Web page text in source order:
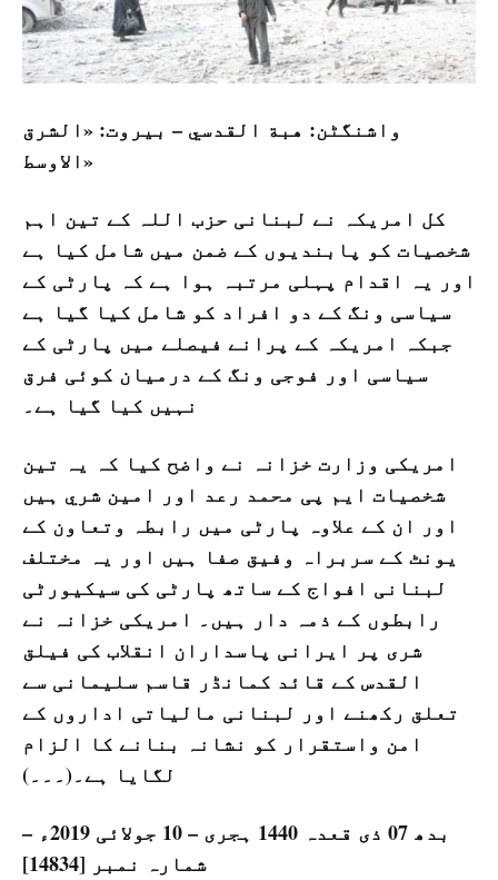
واشنگٹن: هبة القدسي – بيروت: «الشرق
الاوسط»
کل امریکہ نے لبنانی حزب اللہ کے تین اہم
شخصیات کو پابندیوں کے ضمن میں شامل کیا ہے
اور یہ اقدام پہلی مرتبہ ہوا ہے کہ پارٹی کے
سیاسی ونگ کے دو افراد کو شامل کیا گیا ہے
جبکہ امریکہ کے پرانے فیصلے میں پارٹی کے
سیاسی اور فوجی ونگ کے درمیان کوئی فرق
نہیں کیا گیا ہے۔
امریکی وزارت خزانہ نے واضح کیا کہ یہ تین
شخصیات ایم پی محمد رعد اور امین شري ہیں
اور ان کے علاوہ پارٹی میں رابطہ وتعاون کے
یونٹ کے سربراہ وفیق صفا ہیں اور یہ مختلف
لبنانی افواج کے ساتھ پارٹی کی سیکیورٹی
رابطوں کے ذمہ دار ہیں۔ امریکی خزانہ نے
شری پر ایرانی پاسداران انقلاب کی فیلق
القدس کے قائد کمانڈر قاسم سلیمانی سے
تعلق رکھنے اور لبنانی مالیاتی اداروں کے
امن واستقرار کو نشانہ بنانے کا الزام
لگایا ہے۔(۔۔۔)
بدھ 07 ذی قعدہ 1440 ہجری – 10 جولائی 2019ء –
شمارہ نمبر [14834]